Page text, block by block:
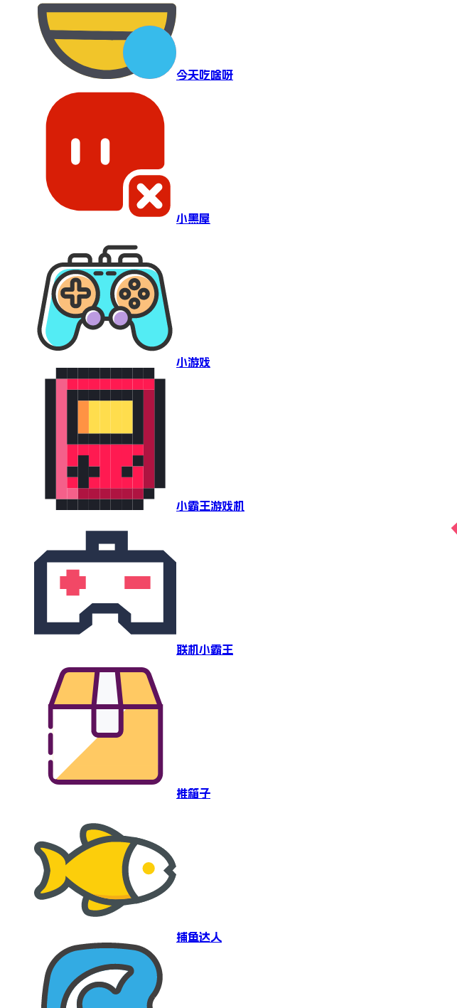
今天吃啥呀
小黑屋
小游戏
小霸王游戏机
联机小霸王
推箱子
捕鱼达人